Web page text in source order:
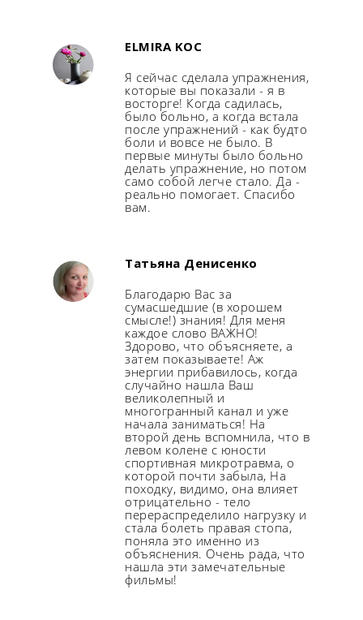
ELMIRA KOC
Я сейчас сделала упражнения,
которые вы показали - я в
восторге! Когда садилась,
было больно, а когда встала
после упражнений - как будто
боли и вовсе не было. В
первые минуты было больно
делать упражнение, но потом
само собой легче стало. Да -
реально помогает. Спасибо
вам.
Татьяна Денисенко
Благодарю Вас за
сумасшедшие (в хорошем
смысле!) знания! Для меня
каждое слово ВАЖНО!
Здорово, что объясняете, а
затем показываете! Аж
энергии прибавилось, когда
случайно нашла Ваш
великолепный и
многогранный канал и уже
начала заниматься! На
второй день вспомнила, что в
левом колене с юности
спортивная микротравма, о
которой почти забыла, На
походку, видимо, она влияет
отрицательно - тело
перераспределило нагрузку и
стала болеть правая стопа,
поняла это именно из
объяснения. Очень рада, что
нашла эти замечательные
фильмы!